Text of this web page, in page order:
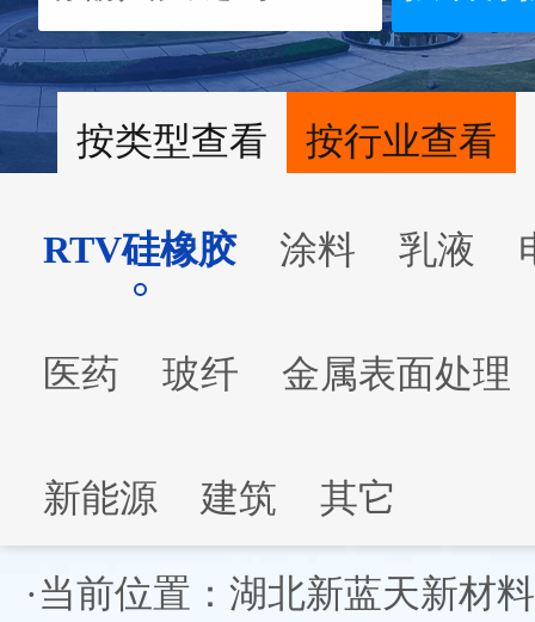
按类型查看 按行业查看
RTV硅橡胶 涂料 乳液
医药 玻纤 金属表面处理
新能源 建筑 其它
·当前位置：湖北新蓝天新材